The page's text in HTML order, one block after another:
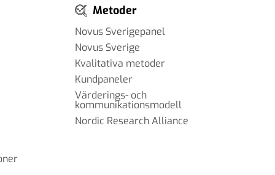
Metoder
Novus Sverigepanel
Novus Sverige
Kvalitativa metoder
Kundpaneler
Värderings- och
kommunikationsmodell
Nordic Research Alliance